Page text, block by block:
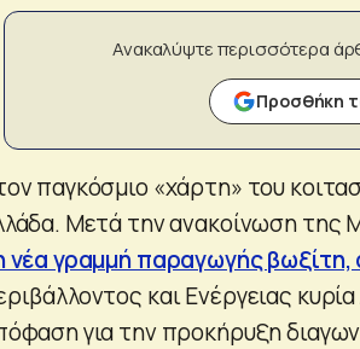
Ανακαλύψτε περισσότερα
Προσθήκη
παγκόσμιο «χάρτη» του
Μετά την ανακοίνωση της
νέα γραμμή παραγωγής βωξίτη,
και Ενέργειας
για την προκήρυξη